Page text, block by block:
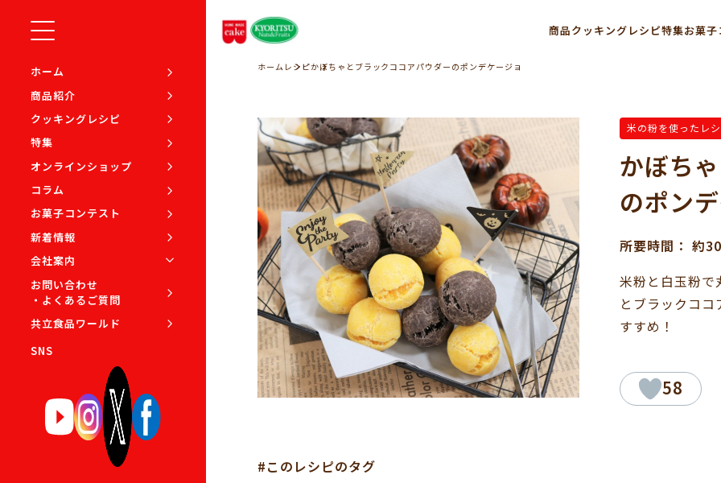
ホーム
商品紹介
クッキングレシピ
特集
オンラインショップ
コラム
お菓子コンテスト
新着情報
会社案内
お問い合わせ
・よくあるご質問
共立食品ワールド
SNS
商品クッキングレシピ特集お菓
ホーム レシピかぼちゃとブラックココアパウダーのポンデケージョ
米の粉を使ったレ
かぼち
のポン
所要時間： 約
米粉と白玉粉で
とブラックコ
すすめ！
58
#このレシピのタグ